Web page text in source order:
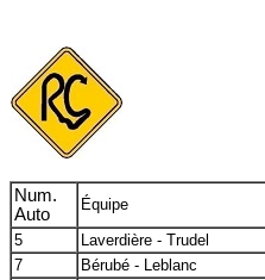
Num.
Auto
Équipe
5
Laverdière - Trudel
7
Bérubé - Leblanc